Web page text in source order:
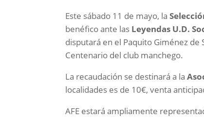
Este sábado 11 de mayo, la
benéfico ante las Leyendas U.D.
disputará en el Paquito Giménez de
Centenario del club manchego.
La recaudación se destinará a la
localidades es de 10€, venta
AFE estará ampliamente